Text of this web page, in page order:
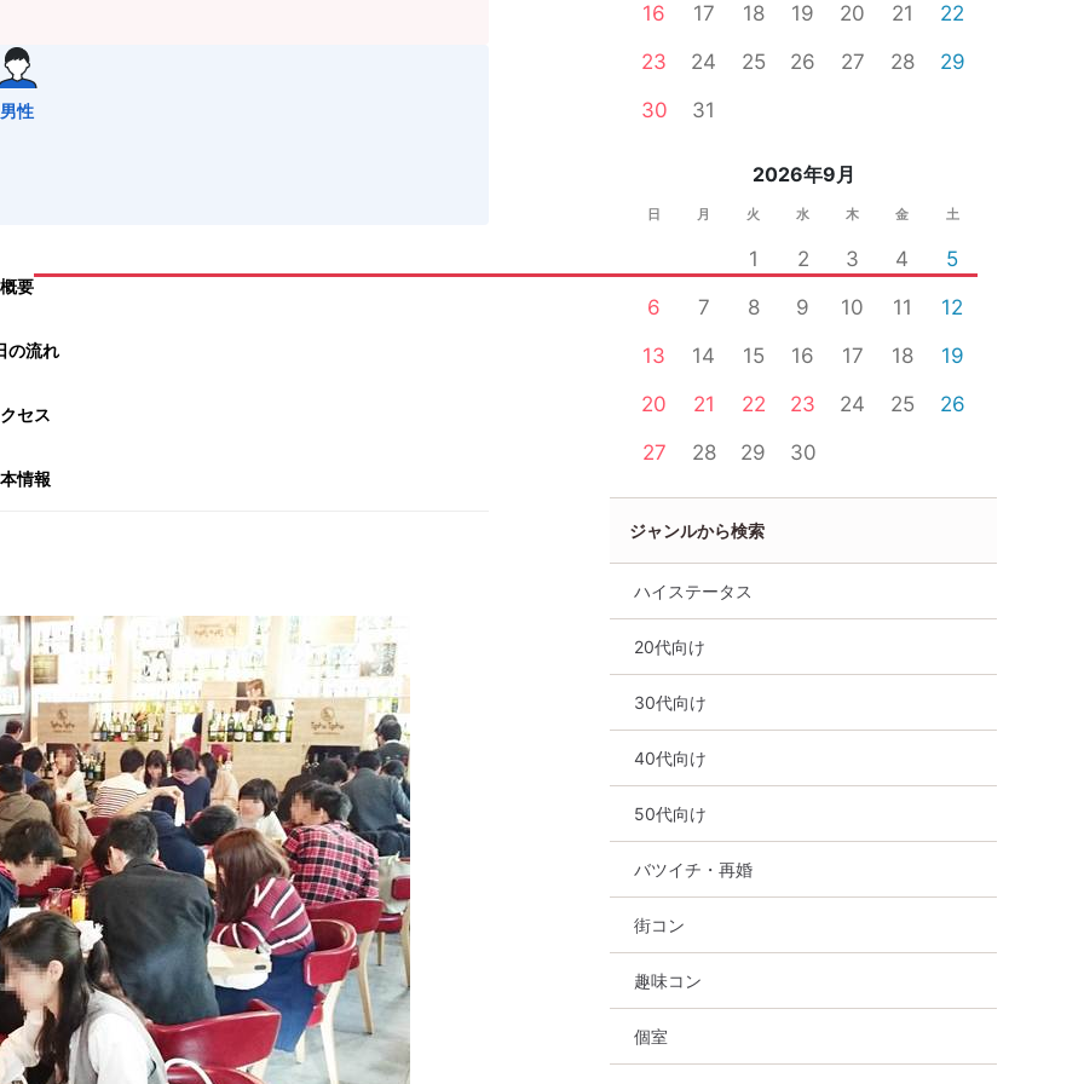
男性
概要
の流れ
セス
情報
16 17 18 19 20 21
22
23
24 25 26 27 28
29
30
31
2026年9月
日 月 火 水 木 金 土
1 2 3 4
5
6
7 8 9 10 11
12
13
14 15 16 17 18
19
20
21 22 23 24 25
26
27
28 29 30
ジャンルから検索
ハイステータス
20代向け
30代向け
40代向け
50代向け
バツイチ・再婚
街コン
趣味コン
個室